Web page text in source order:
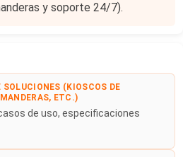
y soporte 24/7).
SOLUCIONES (KIOSCOS DE
ETC.)
de uso, especificaciones